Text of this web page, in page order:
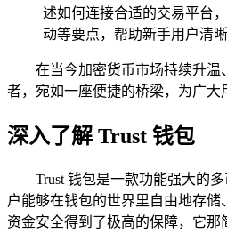
述如何连接合适的交易平台
动等要点，帮助新手用户清
在当今加密货币市场持续升温
者，宛如一座便捷的桥梁，为广大
深入了解 Trust 钱包
Trust 钱包是一款功能强大的多
户能够在钱包的世界里自由地存
资金安全得到了极高的保障，它